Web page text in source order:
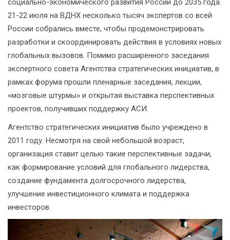
социально-экономического развития России до 2035 года.
21-22 июля на ВДНХ несколько тысяч экспертов со всей
России собрались вместе, чтобы продемонстрировать
разработки и скоординировать действия в условиях новых
глобальных вызовов. Помимо расширенного заседания
экспертного совета Агентства стратегических инициатив, в
рамках форума прошли пленарные заседания, лекции,
«мозговые штурмы» и открытая выставка перспективных
проектов, получивших поддержку АСИ.
Агентство стратегических инициатив было учреждено в
2011 году. Несмотря на свой небольшой возраст,
организация ставит целью такие перспективные задачи,
как формирование условий для глобального лидерства,
создание фундамента долгосрочного лидерства,
улучшение инвестиционного климата и поддержка
инвесторов.